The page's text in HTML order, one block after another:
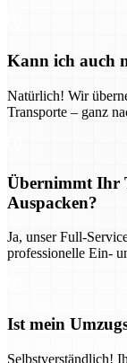
Kann ich auch
Natürlich! Wir
Transporte – ganz
Übernimmt Ihr
Auspacken?
Ja, unser Full-
professionelle Ein-
Ist mein
Selbstverständlich!